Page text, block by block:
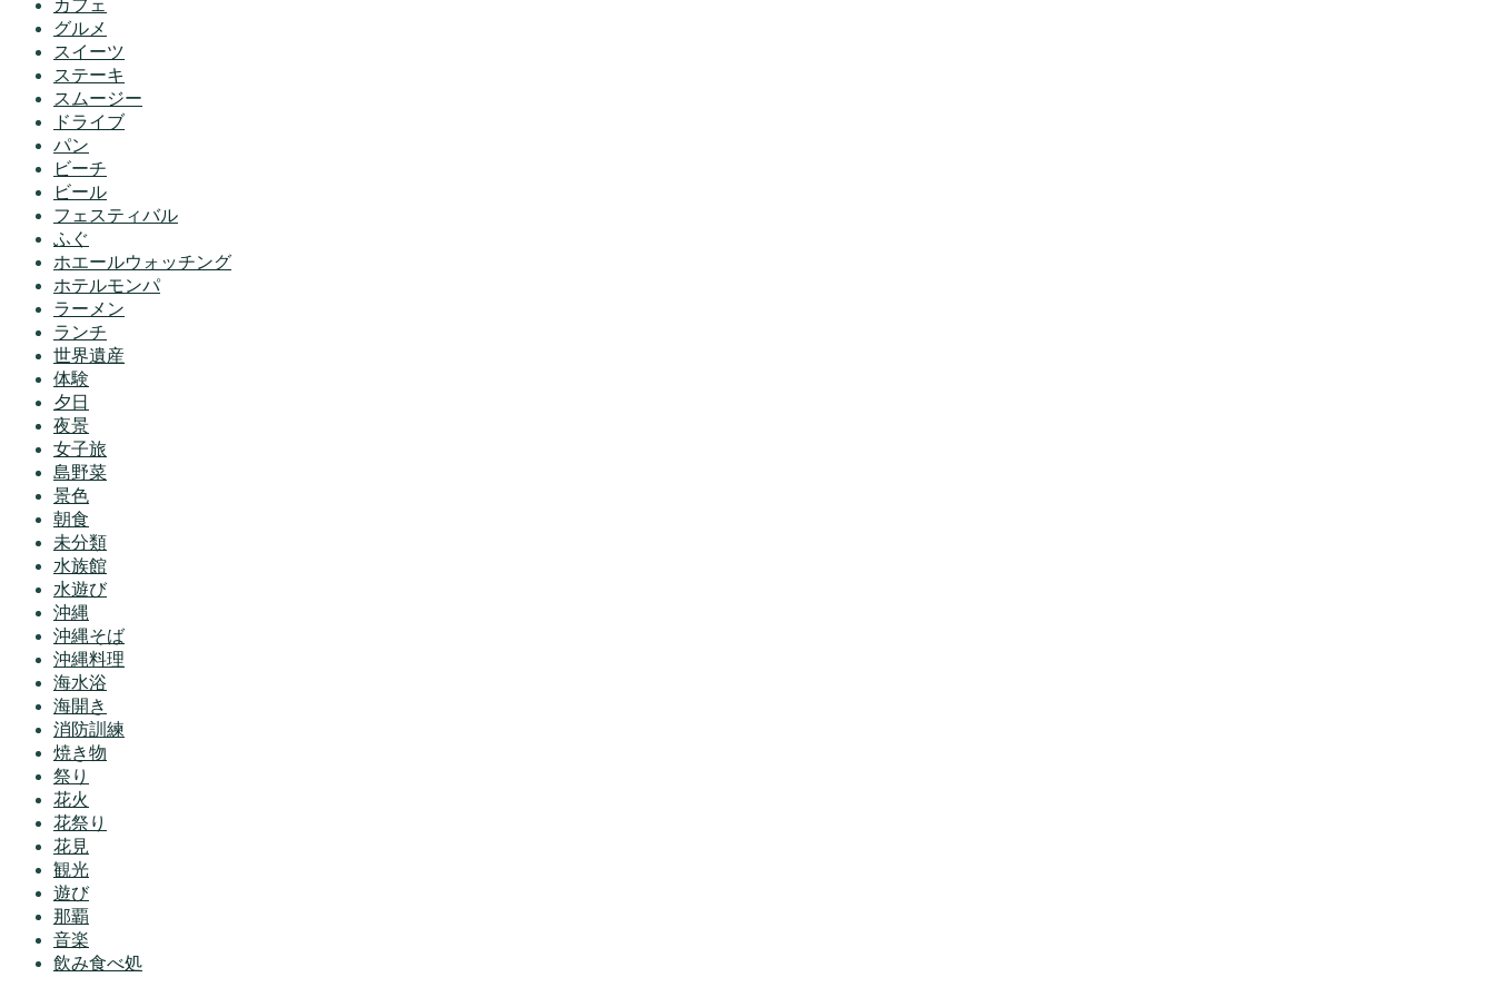
カフェ
グルメ
スイーツ
ステーキ
スムージー
ドライブ
パン
ビーチ
ビール
フェスティバル
ふぐ
ホエールウォッチング
ホテルモンパ
ラーメン
ランチ
世界遺産
体験
夕日
夜景
女子旅
島野菜
景色
朝食
未分類
水族館
水遊び
沖縄
沖縄そば
沖縄料理
海水浴
海開き
消防訓練
焼き物
祭り
花火
花祭り
花見
観光
遊び
那覇
音楽
飲み食べ処